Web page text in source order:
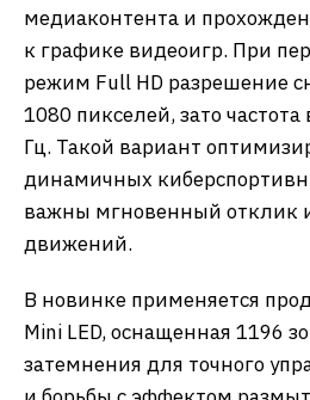
медиаконтента и
к графике видеоигр. При
режим Full HD разрешение
1080 пикселей, зато частота
Гц. Такой вариант
динамичных
важны мгновенный отклик
движений.
В новинке применяется
Mini LED, оснащенная 1196
затемнения для точного